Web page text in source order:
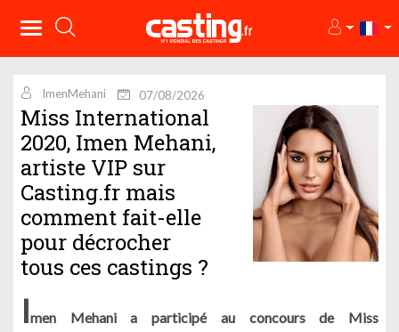
ImenMehani 07/08/2026
Miss International
2020, Imen Mehani,
artiste VIP sur
Casting.fr mais
comment fait-elle
pour décrocher
tous ces castings ?
Imen Mehani a participé au concours de Miss